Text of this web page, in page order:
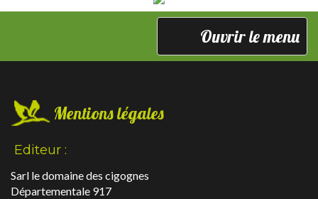
Toggle
navigation
Ouvrir le menu
Mentions légales
Editeur :
Sarl le domaine des cigognes
Départementale 917